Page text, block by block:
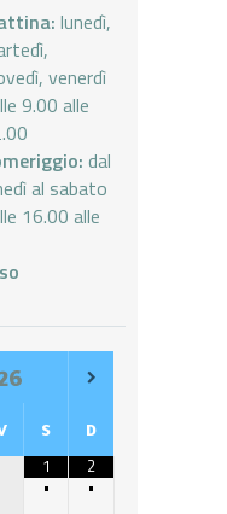
lunedì,
venerdì
9.00 alle
dal
al sabato
16.00 alle
S D
1
•
2
•